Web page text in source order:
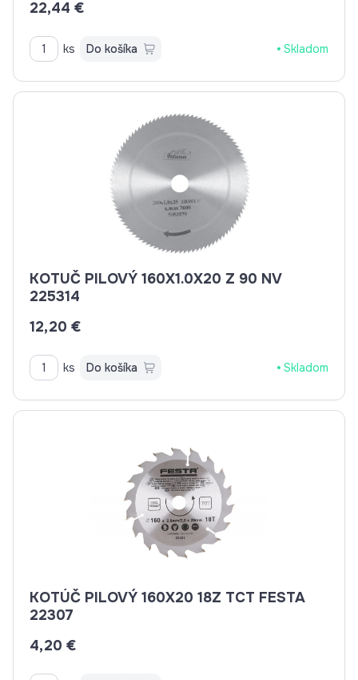
22,44 €
ks Do košíka Skladom
KOTUČ PILOVÝ 160X1.0X20 Z 90 NV
225314
12,20 €
ks Do košíka Skladom
KOTÚČ PILOVÝ 160X20 18Z TCT FESTA
22307
4,20 €